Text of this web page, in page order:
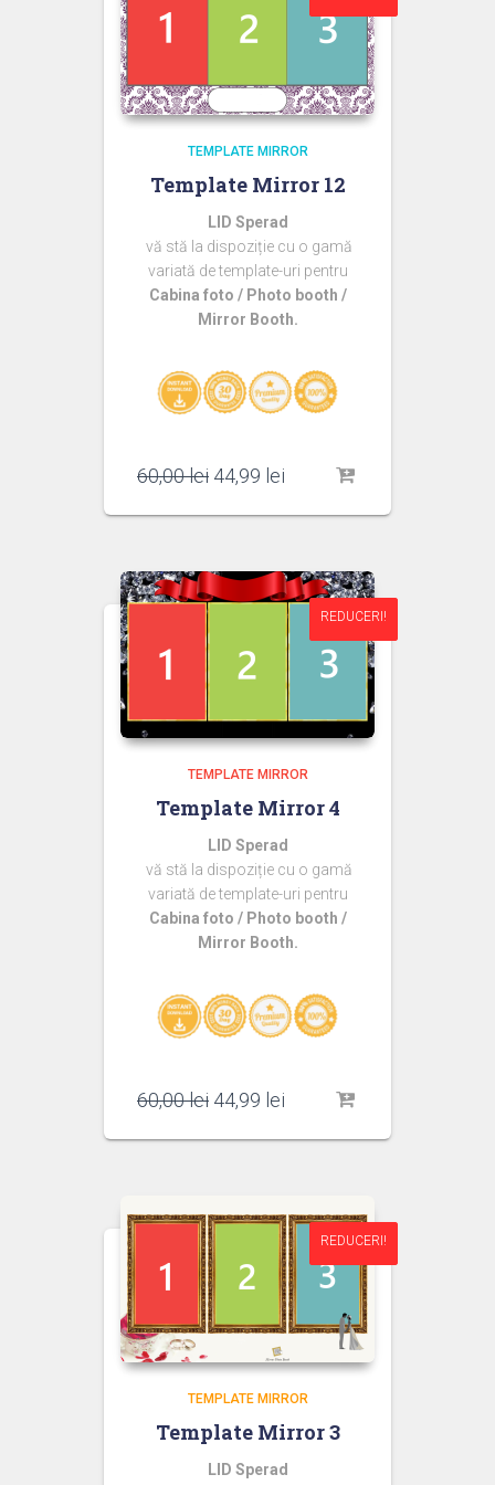
TEMPLATE MIRROR
Template Mirror 12
LID Sperad
vă stă la dispoziție cu o gamă
variată de template-uri pentru
Cabina foto / Photo booth /
Mirror Booth.
60,00lei Prețul
a
60,00 lei.
44,99 lei
este:
REDUCERI!
REDUCERI!
TEMPLATE MIRROR
Template Mirror 4
LID Sperad
vă stă la dispoziție cu o gamă
variată de template-uri pentru
Cabina foto / Photo booth /
Mirror Booth.
60,00lei Prețul
a
44,99 lei
este:
REDUCERI!
REDUCERI!
TEMPLATE MIRROR
Template Mirror 3
LID Sperad